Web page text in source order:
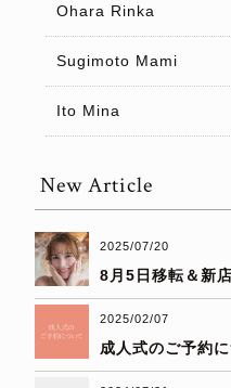
Ohara Rinka
Sugimoto Mami
Ito Mina
New Article
2025/07/20
8月5日移転＆新
2025/02/07
成人式のご予約